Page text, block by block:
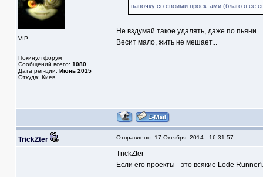
VIP
Покинул форум
Сообщений всего: 1080
Дата рег-ции: Июнь 2015
Откуда: Киев
папочку со своими проектами (благо я ее
Не вздумай такое удалять, даже по пьяни.
Весит мало, жить не мешает...
TrickZter Отправлено: 17 Октября, 2014 - 16:31:57
TrickZter
Если его проекты - это всякие Lode